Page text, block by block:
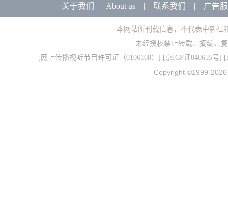
关于我们 | About us| 联系我们 | 广告
本网站所刊载信息，不代表中新社
未经授权禁止转载、摘编、
[ 网上传播视听节目许可证（0106168） ] [京ICP证040655号] [
Copyright ©1999-